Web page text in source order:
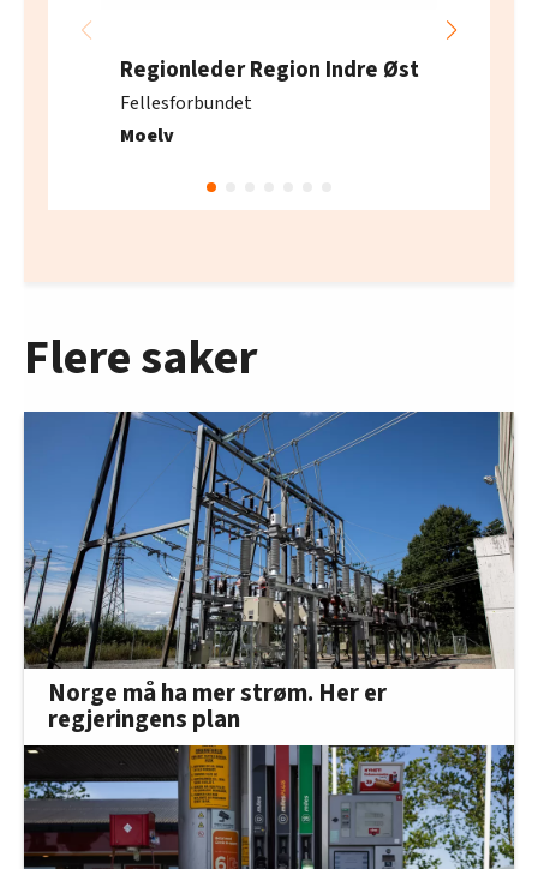
Regionleder Region Indre Øst
Fellesforbundet
Moelv
Flere saker
Norge må ha mer strøm. Her er
regjeringens plan